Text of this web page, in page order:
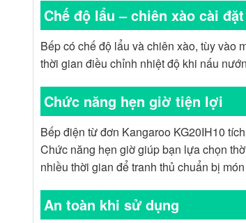
Chế độ lẩu – chiên xào cài
Bếp có chế độ lẩu và chiên xào, tùy vào
thời gian điều chỉnh nhiệt độ khi nấu
Chức năng hẹn giờ tiện lợi
Bếp điện từ đơn Kangaroo KG20IH10
Chức năng hẹn giờ giúp bạn lựa chọn
nhiều thời gian để tranh thủ chuẩn bị
An toàn khi sử dụng